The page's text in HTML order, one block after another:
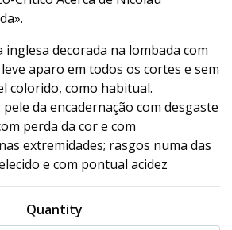
inglesa decorada na lombada com
aparo em todos os cortes e sem
colorido, como habitual.
pele da encadernação com desgaste
perda da cor e com
extremidades; rasgos numa das
e com pontual acidez
Quantity